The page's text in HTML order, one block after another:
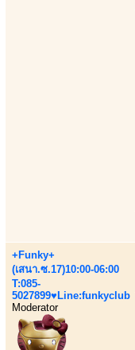
+Funky+
(เสนา.ซ.17)10:00-06:00
T:085-
5027899♥Line:funkyclub
Moderator